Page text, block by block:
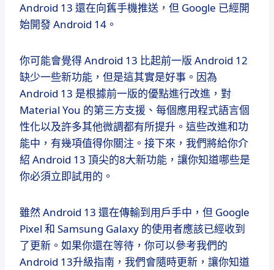
Android 13 還在向舊手機推送，但 Google 已經開
始開發 Android 14。
你可能會覺得 Android 13 比起前一版 Android 12
缺少一些新功能，但是這其實是好事。因為
Android 13 是根據前一版的優點進行改進，對
Material You 的第三方支援、每個應用程式語言個
性化以及許多其他微調都有所提升。這些改進和功
能中，有幾項值得你關注。接下來，我們將給你介
紹 Android 13 頂尖的8大新功能，讓你知道哪些是
你必須立即試用的。
雖然 Android 13 還在傳輸到用戶手中，但 Google
Pixel 和 Samsung Galaxy 的使用者應該已經收到
了更新。如果你還在等待，你可以參考我們的
Android 13升級指南，我們會隨時更新，讓你知道